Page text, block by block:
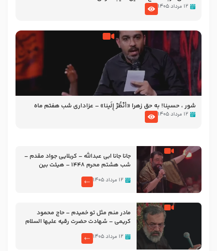
۱۲ مرداد ۱۴۰۵
شور ، حسینا! به‌ حق زهرا «أُنْظُرْ إِلَینا» – عزاداری شب هفتم ماه
محرّم 1405
۱۲ مرداد ۱۴۰۵
جانا جانا ابی عبدالله – کربلایی جواد مقدم –
شب هشتم محرم 1448 – هیئت بین
۱۲ مرداد ۱۴۰۵
مادر منم مثل تو خمیدم – حاج محمود
کریمی – شهادت حضرت رقیه علیها السلام
۱۲ مرداد ۱۴۰۵